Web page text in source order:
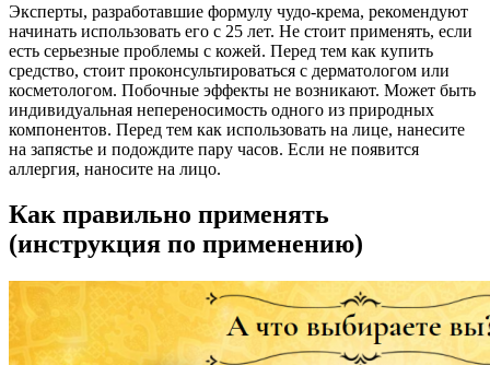
Эксперты, разработавшие формулу чудо-крема, рекомендуют
начинать использовать его с 25 лет. Не стоит применять, если
есть серьезные проблемы с кожей. Перед тем как купить
средство, стоит проконсультироваться с дерматологом или
косметологом. Побочные эффекты не возникают. Может быть
индивидуальная непереносимость одного из природных
компонентов. Перед тем как использовать на лице, нанесите
на запястье и подождите пару часов. Если не появится
аллергия, наносите на лицо.
Как правильно применять
(инструкция по применению)